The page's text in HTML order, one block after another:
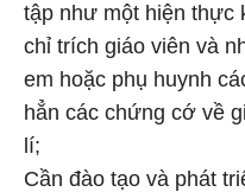
tập như một hiện thực
chỉ trích giáo viên và
em hoặc phụ huynh
hẳn các chứng cớ về
lí;
Cần đào tạo và phát